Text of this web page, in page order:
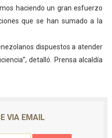
haciendo un gran esfuerzo
que se han sumado a la
dispuestos a atender
detalló. Prensa alcaldía
VIA EMAIL